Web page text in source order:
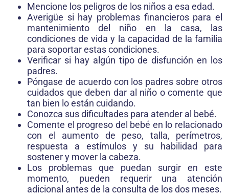
Mencione los peligros de los niños a esa edad.
Averigüe si hay problemas financieros para el
mantenimiento del niño en la casa, las
condiciones de vida y la capacidad de la familia
para soportar estas condiciones.
Verificar si hay algún tipo de disfunción en los
padres.
Póngase de acuerdo con los padres sobre otros
cuidados que deben dar al niño o comente que
tan bien lo están cuidando.
Conozca sus dificultades para atender al bebé.
Comente el progreso del bebé en lo relacionado
con el aumento de peso, talla, perímetros,
respuesta a estímulos y su habilidad para
sostener y mover la cabeza.
Los problemas que puedan surgir en este
momento, pueden requerir una atención
adicional antes de la consulta de los dos meses.